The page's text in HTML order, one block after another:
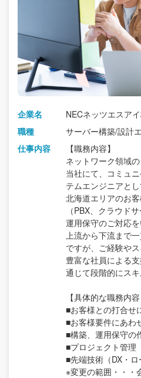
企業名
NECネッツエスア
職種
サーバー構築/設計
仕事内容
【職務内容】
ネットワーク領域
当社にて、コミュ
テムエンジニアと
北海道エリアのお
（PBX、クラウド
運用保守のご対応を
上流から下流まで
ですが、ご経験や
豊富な社員による
通じて段階的にス
【具体的な職務内容
■お客様との打合せ
■お客様要件にあわ
■構築、運用保守の
■プロジェクト管理
■先端技術（DX・
※変更の範囲・・・